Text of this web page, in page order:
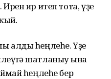
ир итеп тота, үҙе
алды һеңлеһе. Үҙе
шатланыу ғына
һеңлеһе бер